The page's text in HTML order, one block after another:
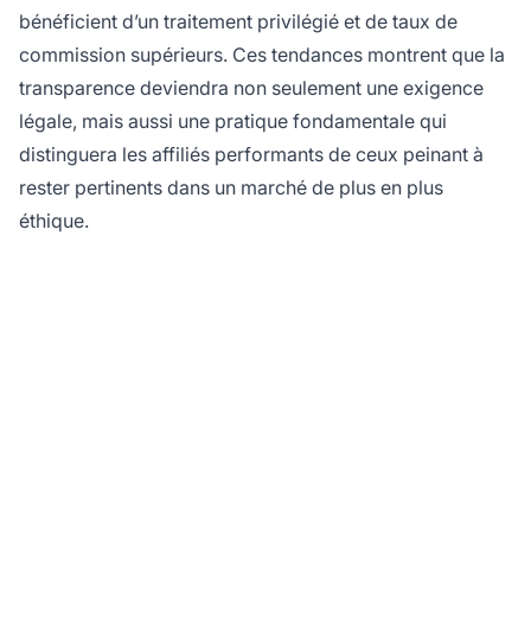
bénéficient d’un traitement privilégié et de taux de
commission supérieurs. Ces tendances montrent que la
transparence deviendra non seulement une exigence
légale, mais aussi une pratique fondamentale qui
distinguera les affiliés performants de ceux peinant à
rester pertinents dans un marché de plus en plus
éthique.